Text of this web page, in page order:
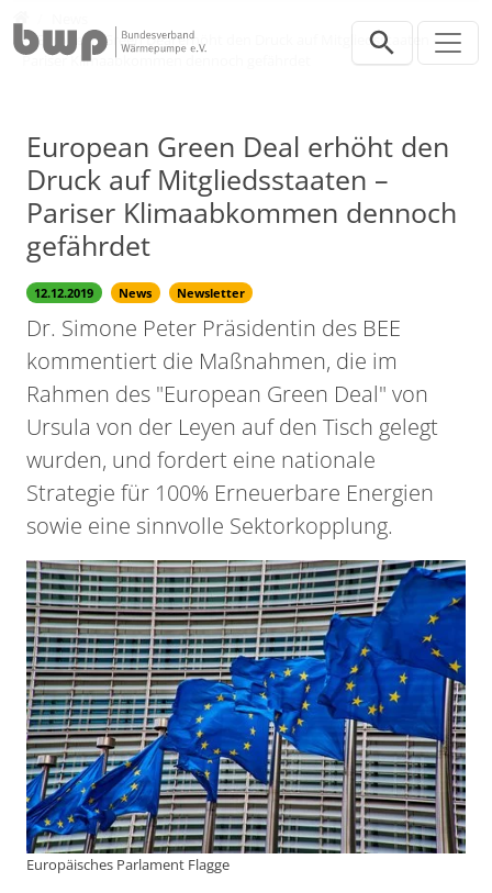
European Green Deal erhöht den Druck auf Mitgliedsstaaten –
Pariser Klimaabkommen dennoch gefährdet
European Green Deal erhöht den
Druck auf Mitgliedsstaaten –
Pariser Klimaabkommen dennoch
gefährdet
12.12.2019 News Newsletter
Dr. Simone Peter Präsidentin des BEE
kommentiert die Maßnahmen, die im
Rahmen des "European Green Deal" von
Ursula von der Leyen auf den Tisch gelegt
wurden, und fordert eine nationale
Strategie für 100% Erneuerbare Energien
sowie eine sinnvolle Sektorkopplung.
Europäisches Parlament Flagge